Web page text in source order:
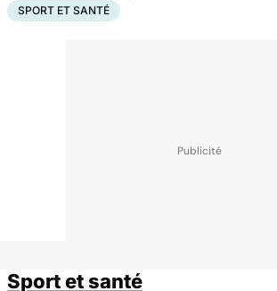
SPORT ET SANTÉ
Sport et santé